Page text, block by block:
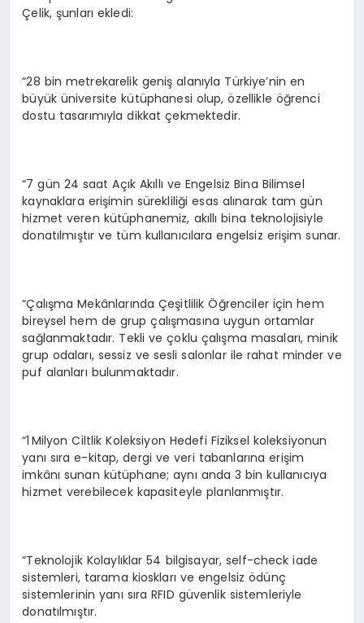
Çelik, şunları ekledi:
“28 bin metrekarelik geniş alanıyla Türkiye’nin en
büyük üniversite kütüphanesi olup, özellikle öğrenci
dostu tasarımıyla dikkat çekmektedir.
“7 gün 24 saat Açık Akıllı ve Engelsiz Bina Bilimsel
kaynaklara erişimin sürekliliği esas alınarak tam gün
hizmet veren kütüphanemiz, akıllı bina teknolojisiyle
donatılmıştır ve tüm kullanıcılara engelsiz erişim sunar.
“Çalışma Mekânlarında Çeşitlilik Öğrenciler için hem
bireysel hem de grup çalışmasına uygun ortamlar
sağlanmaktadır. Tekli ve çoklu çalışma masaları, minik
grup odaları, sessiz ve sesli salonlar ile rahat minder ve
puf alanları bulunmaktadır.
“1 Milyon Ciltlik Koleksiyon Hedefi Fiziksel koleksiyonun
yanı sıra e-kitap, dergi ve veri tabanlarına erişim
imkânı sunan kütüphane; aynı anda 3 bin kullanıcıya
hizmet verebilecek kapasiteyle planlanmıştır.
“Teknolojik Kolaylıklar 54 bilgisayar, self-check iade
sistemleri, tarama kioskları ve engelsiz ödünç
sistemlerinin yanı sıra RFID güvenlik sistemleriyle
donatılmıştır.